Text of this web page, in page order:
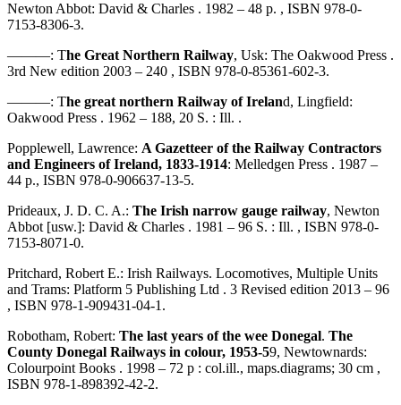
Newton Abbot: David & Charles . 1982 – 48 p. , ISBN 978-0-
7153-8306-3.
———: The Great Northern Railway, Usk: The Oakwood Press .
3rd New edition 2003 – 240 , ISBN 978-0-85361-602-3.
———: The great northern Railway of Ireland, Lingfield:
Oakwood Press . 1962 – 188, 20 S. : Ill. .
Popplewell, Lawrence: A Gazetteer of the Railway Contractors
and Engineers of Ireland, 1833-1914: Melledgen Press . 1987 –
44 p., ISBN 978-0-906637-13-5.
Prideaux, J. D. C. A.: The Irish narrow gauge railway, Newton
Abbot [usw.]: David & Charles . 1981 – 96 S. : Ill. , ISBN 978-0-
7153-8071-0.
Pritchard, Robert E.: Irish Railways. Locomotives, Multiple Units
and Trams: Platform 5 Publishing Ltd . 3 Revised edition 2013 – 96
, ISBN 978-1-909431-04-1.
Robotham, Robert: The last years of the wee Donegal. The
County Donegal Railways in colour, 1953-59, Newtownards:
Colourpoint Books . 1998 – 72 p : col.ill., maps.diagrams; 30 cm ,
ISBN 978-1-898392-42-2.